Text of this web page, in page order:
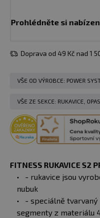
Prohlédněte si
Doprava od 49 Kč nad 1
VŠE OD VÝROBCE: POWER
VŠE ZE SEKCE: RUKAVICE,
FITNESS RUKAVICE S2
- rukavice jsou
nubuk
- speciálně
segmenty z materiálu